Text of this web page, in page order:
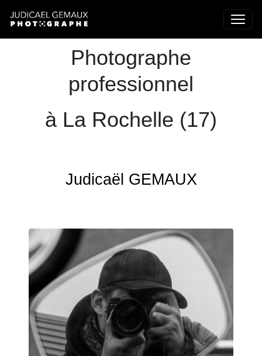
Photographe
professionnel
à La Rochelle (17)
Judicaël GEMAUX